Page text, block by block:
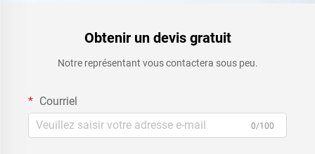
Obtenir un devis gratuit
Notre représentant vous contactera sous peu.
Courriel
0/100